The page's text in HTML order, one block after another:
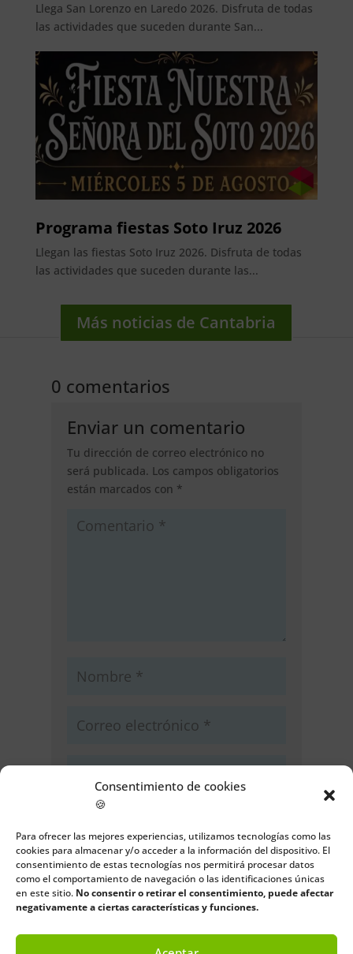
Consentimiento de cookies
🍪
Para ofrecer las mejores experiencias, utilizamos tecnologías como las
cookies para almacenar y/o acceder a la información del dispositivo. El
consentimiento de estas tecnologías nos permitirá procesar datos
como el comportamiento de navegación o las identificaciones únicas
en este sitio. No consentir o retirar el consentimiento, puede afectar
negativamente a ciertas características y funciones.
Llega San Lorenzo en Laredo 2026. Disfruta de todas
las actividades que suceden durante San...
Programa fiestas Soto Iruz 2026
Llegan las fiestas Soto Iruz 2026. Disfruta de todas
las actividades que suceden durante las...
Más noticias de Cantabria
0 comentarios
Enviar un comentario
Tu dirección de correo electrónico no
será publicada. Los campos obligatorios
están marcados con *
Guarda mi nombre, correo
electrónico y web en este navegador
para la próxima vez que comente.
Enviar comentario